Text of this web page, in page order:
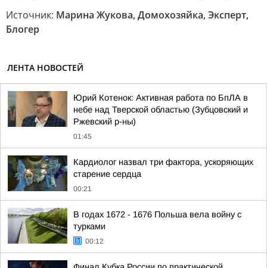
Источник: Марина Жукова, Домохозяйка, Эксперт,
Блогер
ЛЕНТА НОВОСТЕЙ
Юрий Котенок: Активная работа по БпЛА в
небе над Тверской областью (Зубцовский и
Ржевский р-ны)
01:45
Кардиолог назвал три фактора, ускоряющих
старение сердца
00:21
В годах 1672 - 1676 Польша вела войну с
турками
00:12